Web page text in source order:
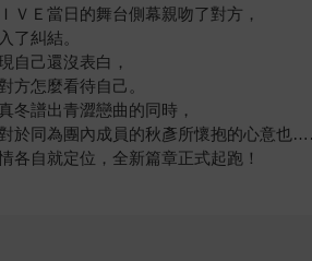
ＶＥ當日的舞台側幕親吻了對方，
了糾結。
自己還沒表白，
方怎麼看待自己。
冬譜出青澀戀曲的同時，
於同為團內成員的秋彥所懷抱的心意也
各自就定位，全新篇章正式起跑！